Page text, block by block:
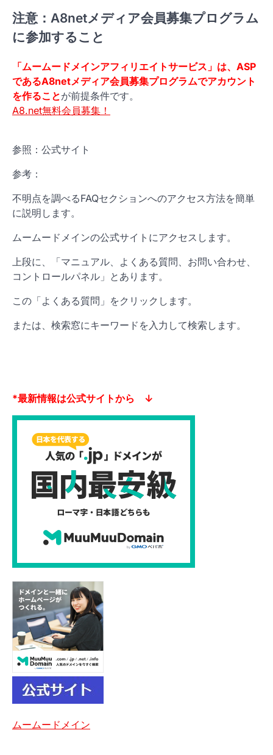
注意：A8netメディア会員募集プログラム
に参加すること
「ムームードメインアフィリエイトサービス」は、ASP
であるA8netメディア会員募集プログラムでアカウント
を作ることが前提条件です。
A8.net無料会員募集！
参照：公式サイト
参考：
不明点を調べるFAQセクションへのアクセス方法を簡単
に説明します。
ムームードメインの公式サイトにアクセスします。
上段に、「マニュアル、よくある質問、お問い合わせ、
コントロールパネル」とあります。
この「よくある質問」をクリックします。
または、検索窓にキーワードを入力して検索します。
*最新情報は公式サイトから ↓
ムームードメイン